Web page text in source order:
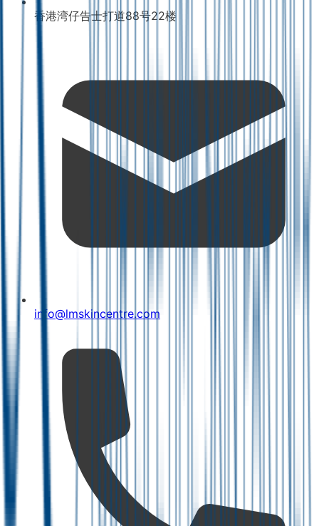
香港湾仔告士打道88号22楼
info@lmskincentre.com